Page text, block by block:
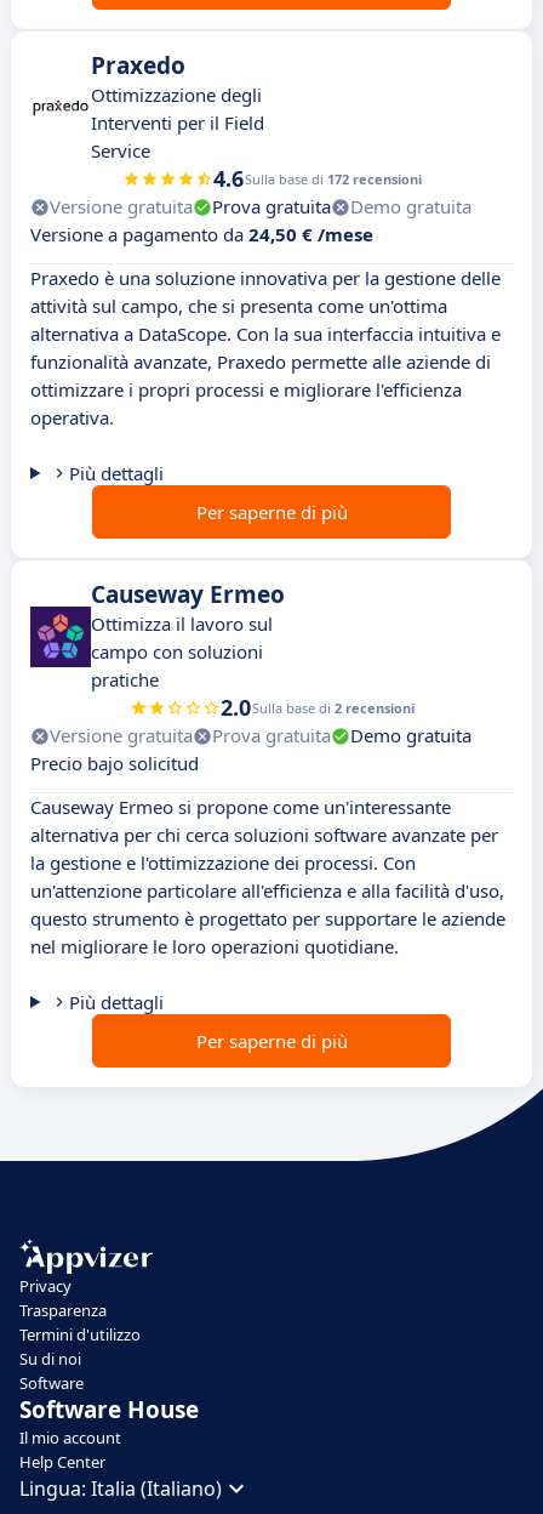
Praxedo
Ottimizzazione degli
Interventi per il Field
Service
4.6Sulla base di 172 recensioni
Versione gratuita Prova gratuita
Demo gratuita
Versione a pagamento da 24,50 € /mese
Praxedo è una soluzione innovativa per la gestione delle
attività sul campo, che si presenta come un'ottima
alternativa a DataScope. Con la sua interfaccia intuitiva e
funzionalità avanzate, Praxedo permette alle aziende di
ottimizzare i propri processi e migliorare l'efficienza
operativa.
Più dettagli
Per saperne di più
Causeway Ermeo
Ottimizza il lavoro sul
campo con soluzioni
pratiche
2.0Sulla base di 2 recensioni
Versione gratuita Prova gratuita
Demo gratuita
Precio bajo solicitud
Causeway Ermeo si propone come un'interessante
alternativa per chi cerca soluzioni software avanzate per
la gestione e l'ottimizzazione dei processi. Con
un'attenzione particolare all'efficienza e alla facilità d'uso,
questo strumento è progettato per supportare le aziende
nel migliorare le loro operazioni quotidiane.
Più dettagli
Per saperne di più
Privacy
Trasparenza
Termini d'utilizzo
Su di noi
Software
Software House
Il mio account
Help Center
Lingua: Italia (Italiano)